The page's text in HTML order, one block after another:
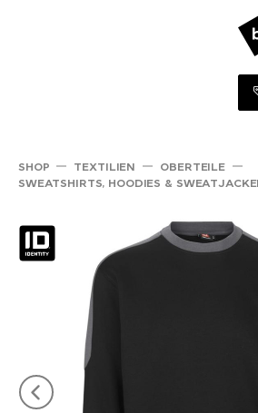
SHOP TEXTILIEN
OBERTEILE
SWEATSHIRTS, HOODIES &